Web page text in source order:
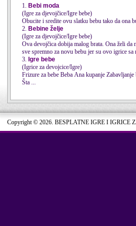
1. Bebi moda
(Igre za djevojčice/Igre bebe)
Obucite i sredite ovu slatku bebu tako da ona
2. Bebine želje
(Igre za djevojčice/Igre bebe)
Ova devojčica dobija malog brata. Ona želi da
sve spremno za novu bebu jer su ovo igrice sa
3. Igre bebe
(Igrice za devojcice/Igre)
Frizure za bebe Beba Ana kupanje Zabavljanje bebe Spongebob sa bebom Patrick i bebe Beba Valentina Hvala na oblacenju Higijena u kupatilu
Šta ...
Copyright © 2026. BESPLATNE IGRE I IGRICE